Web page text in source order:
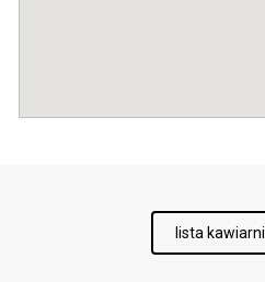
lista kawiarni